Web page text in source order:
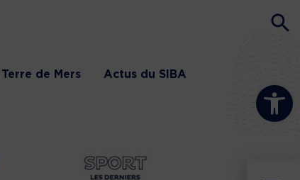
Ouvrir la
Terre de Mers Actus du SIBA